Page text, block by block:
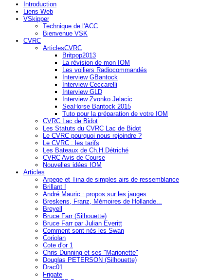
Introduction
Liens Web
VSkipper
Technique de l'ACC
Bienvenue VSK
CVRC
ArticlesCVRC
Britpop2013
La révision de mon IOM
Les voiliers Radiocommandés
Interview GBantock
Interview Ceccarelli
Interview GLD
Interview Zvonko Jelacic
SeaHorse Bantock 2015
Tuto pour la préparation de votre IOM
CVRC Lac de Bidot
Les Statuts du CVRC Lac de Bidot
Le CVRC pourquoi nous rejoindre ?
Le CVRC : les tarifs
Les Bateaux de Ch.H.Détriché
CVRC Avis de Course
Nouvelles idées IOM
Articles
Arpege et Tina de simples airs de ressemblance
Brillant !
André Mauric : propos sur les jauges
Breskens, Franz, Mémoires de Hollande...
Breyell
Bruce Farr (Silhouette)
Bruce Farr par Julian Everitt
Comment sont nés les Swan
Coriolan
Cote d'or 1
Chris Dunning et ses "Marionette"
Douglas PETERSON (Silhouette)
Drac01
Frigate